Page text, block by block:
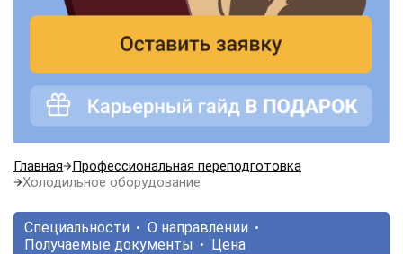
Главная
Профессиональная переподготовка
Холодильное оборудование
Специальности
О направлении
Получаемые документы
Цена